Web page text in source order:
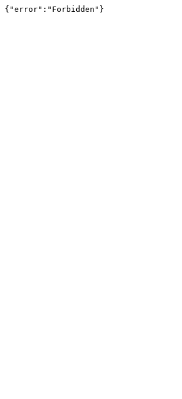
{"error":"Forbidden"}